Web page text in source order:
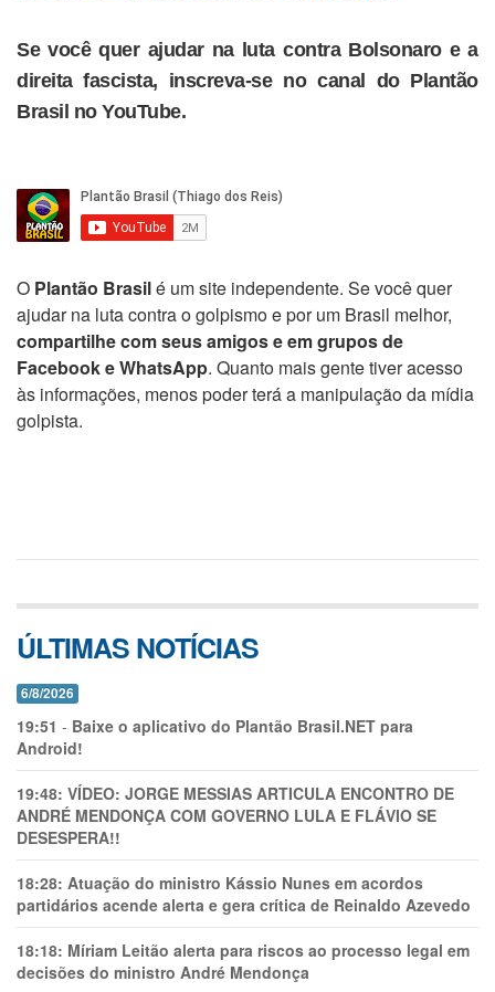
Se você quer ajudar na luta contra Bolsonaro e a
direita fascista, inscreva-se no canal do Plantão
Brasil no YouTube.
O Plantão Brasilé um site independente. Se você quer
ajudar na luta contra o golpismo e por um Brasil melhor,
compartilhe com seus amigos e em grupos de
Facebook e WhatsApp. Quanto mais gente tiver acesso
às informações, menos poder terá a manipulação da mídia
golpista.
ÚLTIMAS NOTÍCIAS
6/8/2026
19:51 - Baixe o aplicativo do Plantão Brasil.NET para
Android!
19:48: VÍDEO: JORGE MESSIAS ARTICULA ENCONTRO DE
ANDRÉ MENDONÇA COM GOVERNO LULA E FLÁVIO SE
DESESPERA!!
18:28: Atuação do ministro Kássio Nunes em acordos
partidários acende alerta e gera crítica de Reinaldo Azevedo
18:18: Míriam Leitão alerta para riscos ao processo legal em
decisões do ministro André Mendonça